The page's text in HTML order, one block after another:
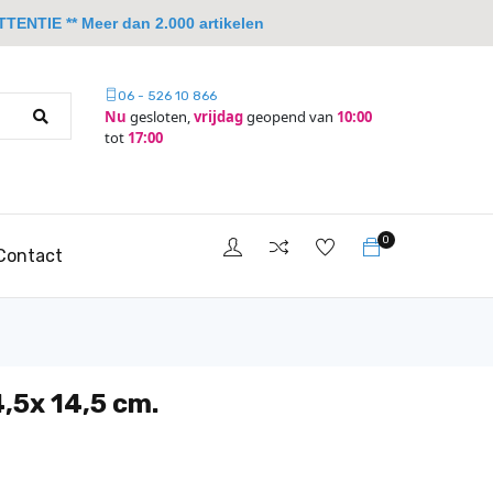
06 - 526 10 866
Nu gesloten, vrijdaggeopend van 10:00
tot 17:00
0
14,5 cm.
** Meer dan 2.000 artikelen